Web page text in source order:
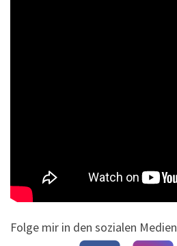
Folge mir in den sozialen Medien